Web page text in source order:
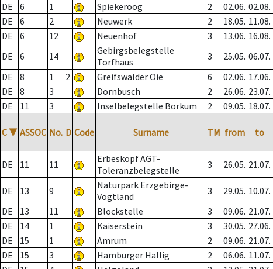
DE
6 1 Spiekeroog 2 02.06. 02.08.
DE
6 2 Neuwerk 2 18.05. 11.08.
DE
6 12 Neuenhof 3 13.06. 16.08.
DE
6 14
Gebirgsbelegstelle
Torfhaus
3 25.05. 06.07.
DE
8 1 2 Greifswalder Oie 6 02.06. 17.06.
DE
8 3 Dornbusch 2 26.06. 23.07.
DE
11 3 Inselbelegstelle Borkum 2 09.05. 18.07.
C ▼ ASSOC No. D Code Surname TM from to
DE 11 11
Erbeskopf AGT-
Toleranzbelegstelle
3 26.05. 21.07.
DE 13 9
Naturpark Erzgebirge-
Vogtland
3 29.05. 10.07.
DE
13 11 Blockstelle 3 09.06. 21.07.
DE
14 1 Kaiserstein 3 30.05. 27.06.
DE
15 1 Amrum 2 09.06. 21.07.
DE
15 3 Hamburger Hallig 2 06.06. 11.07.